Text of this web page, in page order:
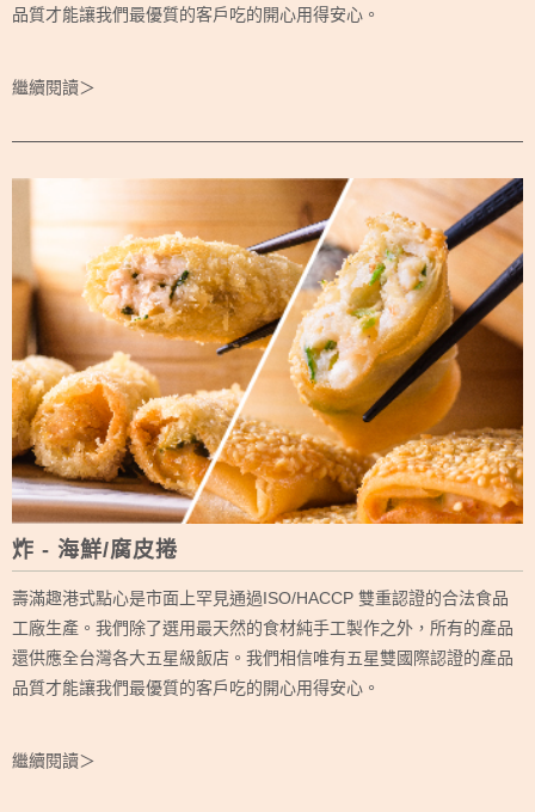
品質才能讓我們最優質的客戶吃的開心用得安心。
繼續閱讀＞
炸 - 海鮮/腐皮捲
壽滿趣港式點心是市面上罕見通過ISO/HACCP 雙重認證的合法食品
工廠生產。我們除了選用最天然的食材純手工製作之外，所有的產品
還供應全台灣各大五星級飯店。我們相信唯有五星雙國際認證的產品
品質才能讓我們最優質的客戶吃的開心用得安心。
繼續閱讀＞